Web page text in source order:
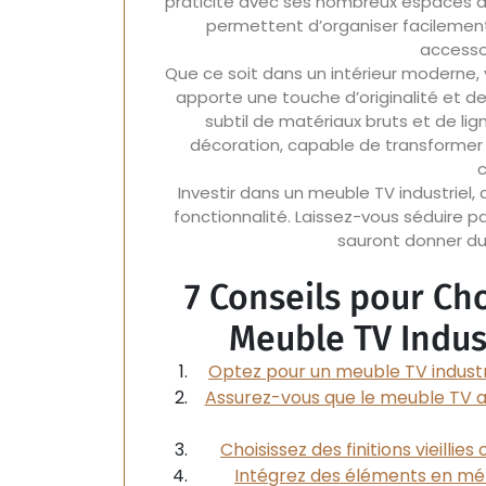
permettent d’organiser
Que ce soit dans un intérieur
apporte une touche d’originalité et
subtil de matériaux bruts et de
décoration, capable de
Investir dans un meuble TV
fonctionnalité. Laissez-vous séduire
sauront donner
7 Conseils pour
Meuble TV
Optez pour un meuble TV
Assurez-vous que le meuble
Choisissez des finitions
Intégrez des éléments en